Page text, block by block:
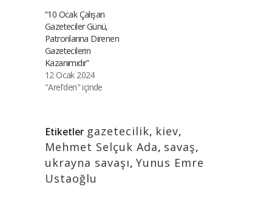
“10 Ocak Çalışan
Gazeteciler Günü,
Patronlarına Direnen
Gazetecilerin
Kazanımıdır”
12 Ocak 2024
"Arel'den" içinde
Etiketler gazetecilik, kiev,
Mehmet Selçuk Ada, savaş,
ukrayna savaşı, Yunus Emre
Ustaoğlu